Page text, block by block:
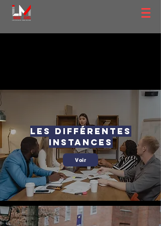
les différentes
instances
Voir